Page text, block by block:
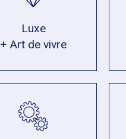
Luxe
+ Art de vivre